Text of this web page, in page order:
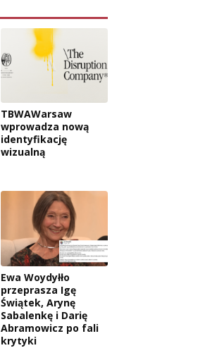
TBWAWarsaw
wprowadza nową
identyfikację
wizualną
Ewa Woydyłło
przeprasza Igę
Świątek, Arynę
Sabalenkę i Darię
Abramowicz po fali
krytyki